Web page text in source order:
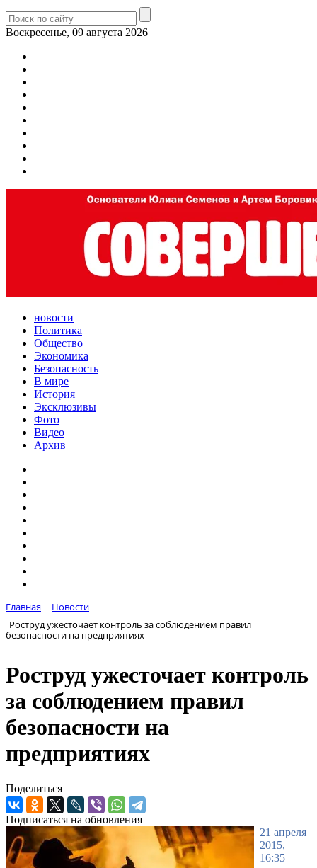
Воскресенье, 09 августа 2026
новости
Политика
Общество
Экономика
Безопасность
В мире
История
Эксклюзивы
Фото
Видео
Архив
Главная
Новости
Роструд ужесточает контроль за соблюдением правил
безопасности на предприятиях
Роструд ужесточает контроль
за соблюдением правил
безопасности на
предприятиях
Поделиться
Подписаться на обновления
21 апреля
2015,
16:35